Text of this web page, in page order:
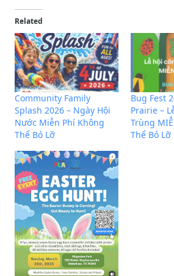
Related
Community Family
Splash 2026 – Ngày Hội
Nước Miễn Phí Không
Thể Bỏ Lỡ
Bug Fest
Prairie –
Trùng
Thể Bỏ Lỡ